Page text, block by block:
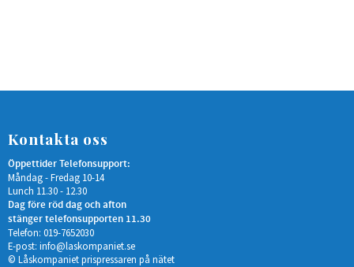
Kontakta oss
Öppettider Telefonsupport:
Måndag - Fredag 10-14
Lunch 11.30 - 12.30
Dag före röd dag och afton
stänger telefonsupporten 11.30
Telefon: 019-7652030
E-post: info@laskompaniet.se
© Låskompaniet prispressaren på nätet